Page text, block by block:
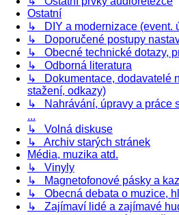
Ostatní
↳ DIY a modernizace (event.
↳ Doporučené postupy
↳ Obecné technické dotazy,
↳ Odborná literatura
↳ Dokumentace, dodavatelé
stažení, odkazy)
↳ Nahrávání, úpravy a práce
...
↳ Volná diskuse
↳ Archiv starých stránek
Média, muzika atd.
↳ Vinyly
↳ Magnetofonové pásky a
↳ Obecná debata o muzice,
↳ Zajímaví lidé a zajímavé